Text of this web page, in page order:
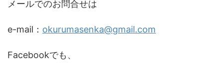
メールでのお問合せは
e-mail： okurumasenka@gmail.com
Facebookでも、